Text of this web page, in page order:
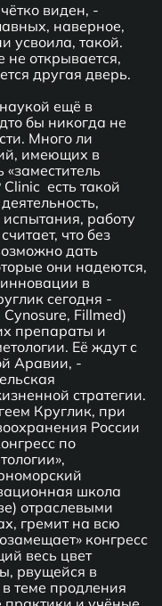
виден, -
наверное,
усвоила, такой.
не открывается,
другая дверь.
ещё в
бы никогда не
Много ли
имеющих в
есть такой
работу
что без
дать
они надеются,
в
сегодня -
Fillmed)
препараты и
Её ждут с
Аравии, -
стратегии.
Круглик, при
России
по
школа
отраслевыми
гремит на всю
конгресс
весь цвет
рвущейся в
теме продления